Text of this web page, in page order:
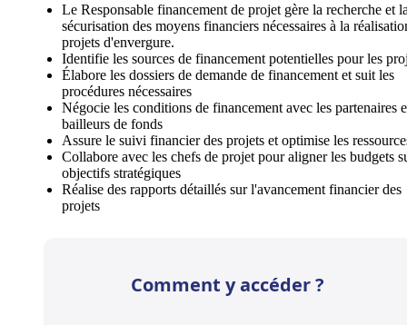
Le Responsable financement de projet gère la recherche et
sécurisation des moyens financiers nécessaires à la
projets d'envergure.
Identifie les sources de financement potentielles pour les
Élabore les dossiers de demande de financement et suit les
procédures nécessaires
Négocie les conditions de financement avec les partenaires
bailleurs de fonds
Assure le suivi financier des projets et optimise les
Collabore avec les chefs de projet pour aligner les budgets
objectifs stratégiques
Réalise des rapports détaillés sur l'avancement financier des
projets
Comment y accéder ?